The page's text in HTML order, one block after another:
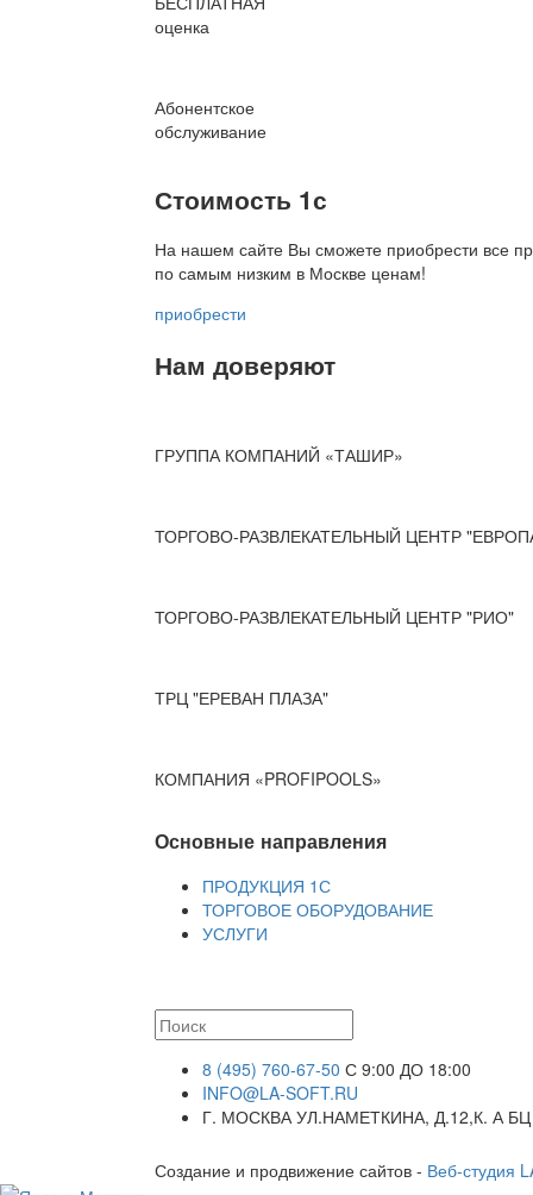
оценка
Абонентское
обслуживание
Стоимость 1с
На нашем сайте Вы сможете приобрести все
по самым низким в Москве ценам!
приобрести
Нам доверяют
ГРУППА КОМПАНИЙ «ТАШИР»
ТОРГОВО-РАЗВЛЕКАТЕЛЬНЫЙ ЦЕНТР
ТОРГОВО-РАЗВЛЕКАТЕЛЬНЫЙ ЦЕНТР "РИО"
ТРЦ "ЕРЕВАН ПЛАЗА"
КОМПАНИЯ «PROFIPOOLS»
Основные направления
ПРОДУКЦИЯ 1С
ТОРГОВОЕ ОБОРУДОВАНИЕ
УСЛУГИ
8 (495) 760-67-50 С 9:00 ДО 18:00
INFO@LA-SOFT.RU
Г. МОСКВА УЛ.НАМЕТКИНА, Д.12,К. А
Создание и продвижение сайтов - Веб-студия